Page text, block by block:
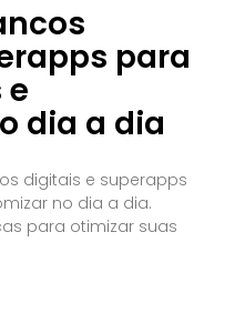
para
e
dia a dia
digitais e superapps
no dia a dia.
para otimizar suas